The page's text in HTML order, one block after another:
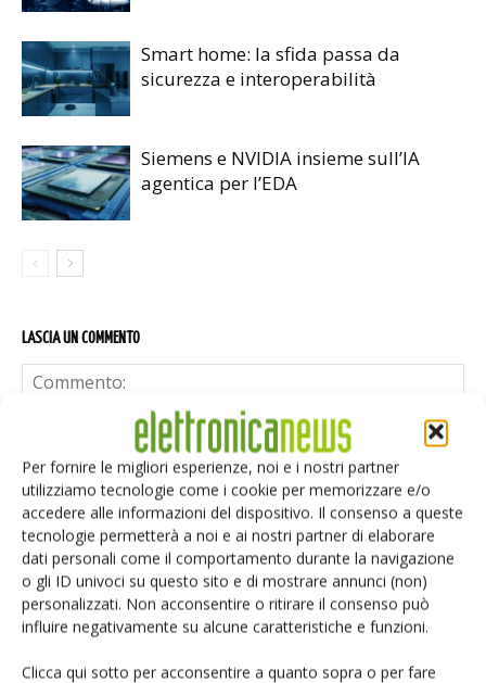
Per fornire le migliori esperienze, noi e i nostri partner
utilizziamo tecnologie come i cookie per memorizzare e/o
accedere alle informazioni del dispositivo. Il consenso a queste
tecnologie permetterà a noi e ai nostri partner di elaborare
dati personali come il comportamento durante la navigazione
o gli ID univoci su questo sito e di mostrare annunci (non)
personalizzati. Non acconsentire o ritirare il consenso può
influire negativamente su alcune caratteristiche e funzioni.
Clicca qui sotto per acconsentire a quanto sopra o per fare
Smart home: la sfida passa da
sicurezza e interoperabilità
Siemens e NVIDIA insieme sull’IA
agentica per l’EDA
LASCIA UN COMMENTO